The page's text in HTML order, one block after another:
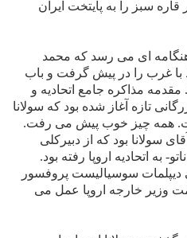
نمايندگى از ۲۵ کشور قاره سبز را به پايتخت ايران
هنگامه اى مى رسد که محمد
غرب را در پيش گرفت و باب
مقدمه مذاکره جامع اتحاديه و
تازه آغاز شده بود که سولانا
همه چيز خوب پيش مى رفت.
سولانا بود که از دبيرکلى
به اتحاديه اروپا رفته بود.
ديپلمات سوسياليست پروفسور
وزير خارجه اروپا عمل مى